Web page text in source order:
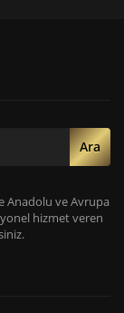
Ara
Anadolu ve Avrupa
hizmet veren